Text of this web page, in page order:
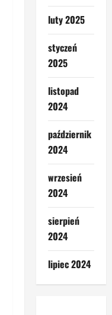
luty 2025
styczeń
2025
listopad
2024
październik
2024
wrzesień
2024
sierpień
2024
lipiec 2024